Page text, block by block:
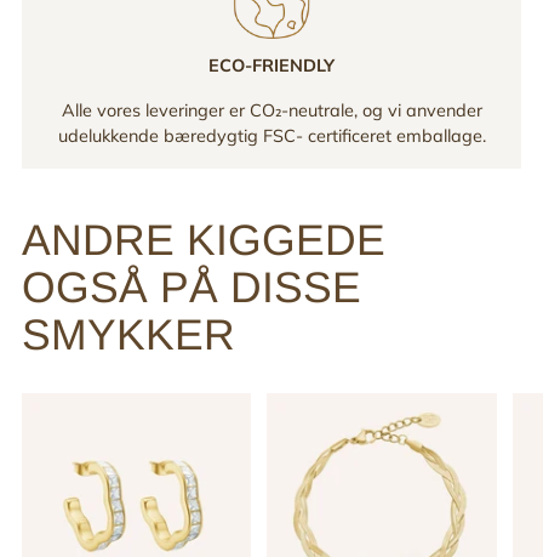
ECO-FRIENDLY
Alle vores leveringer er CO₂-neutrale, og vi anvender
udelukkende bæredygtig FSC- certificeret emballage.
ANDRE KIGGEDE
OGSÅ PÅ DISSE
SMYKKER